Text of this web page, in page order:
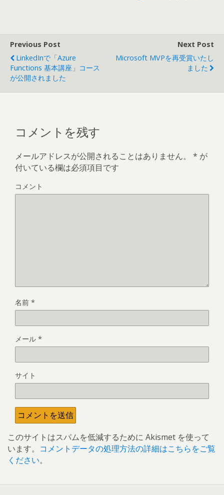
Previous Post
LinkedInで「Azure
Functions 基本講座」コース
が公開されました
Next Post
Microsoft MVPを再受賞いたし
ました
コメントを残す
メールアドレスが公開されることはありません。 * が
付いている欄は必須項目です
コメント
名前 *
メール *
サイト
このサイトはスパムを低減するために Akismet を使って
います。 コメントデータの処理方法の詳細はこちらをご覧
ください。